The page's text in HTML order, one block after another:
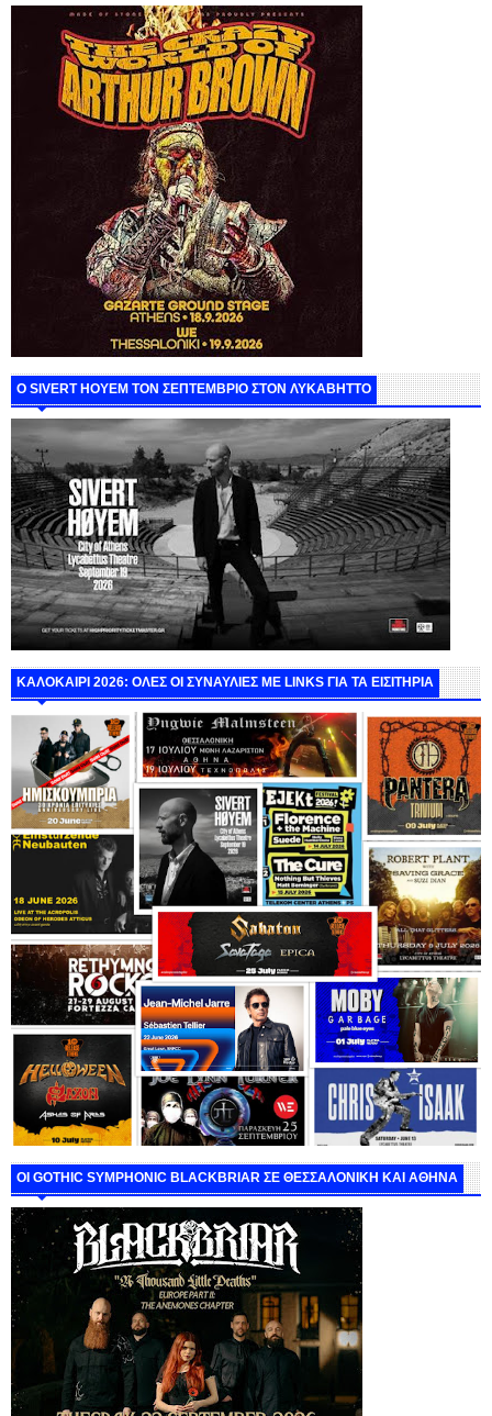
Ο SIVERT HOYEM ΤΟΝ ΣΕΠΤΕΜΒΡΙΟ ΣΤΟΝ ΛΥΚΑΒΗΤΤΟ
ΚΑΛΟΚΑΙΡΙ 2026: ΟΛΕΣ ΟΙ ΣΥΝΑΥΛΙΕΣ ΜΕ LINKS ΓΙΑ ΤΑ ΕΙΣΙΤΗΡΙΑ
ΟΙ GOTHIC SYMPHONIC BLACKBRIAR ΣΕ ΘΕΣΣΑΛΟΝΙΚΗ ΚΑΙ ΑΘΗΝΑ